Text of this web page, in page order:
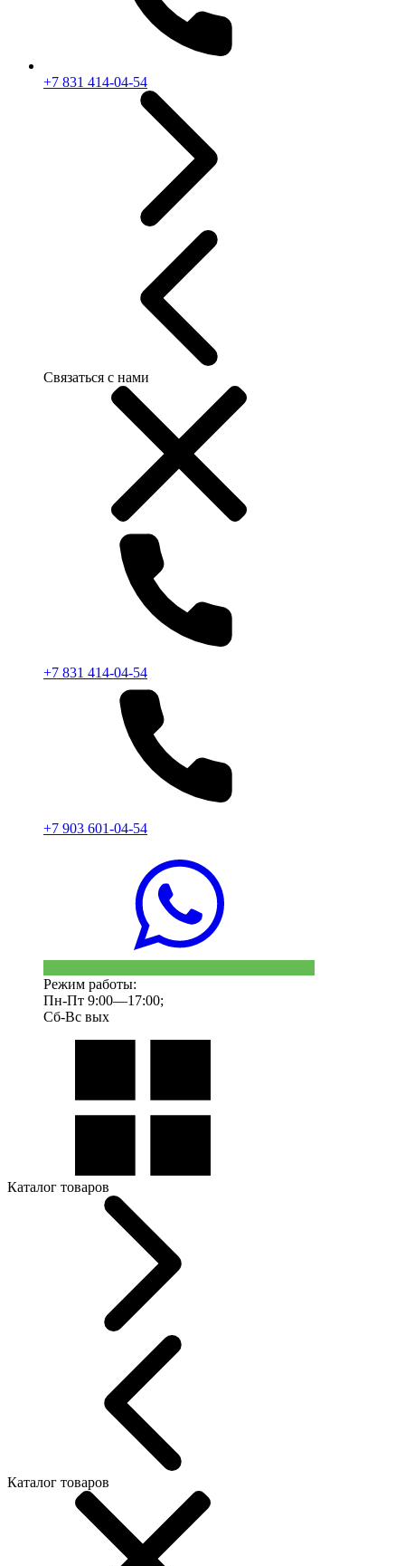
+7 831 414-04-54
Связаться с нами
+7 831 414-04-54
+7 903 601-04-54
Режим работы:
Пн-Пт 9:00—17:00;
Сб-Вс вых
Каталог товаров
Каталог товаров